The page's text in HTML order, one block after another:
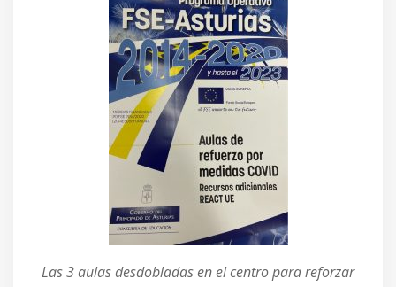
Las 3 aulas desdobladas en el centro para reforzar